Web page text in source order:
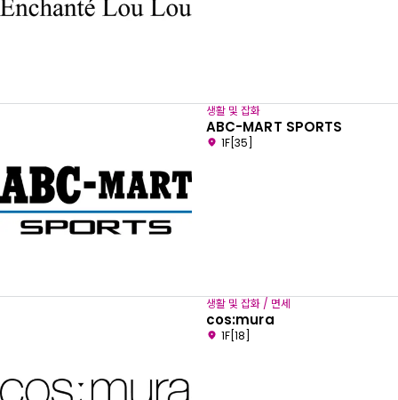
생활 및 잡화
ABC-MART SPORTS
1F[35]
생활 및 잡화 / 면세
cos:mura
1F[18]